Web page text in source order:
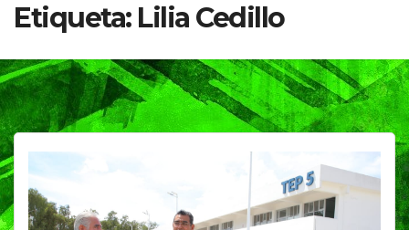
Etiqueta: Lilia Cedillo